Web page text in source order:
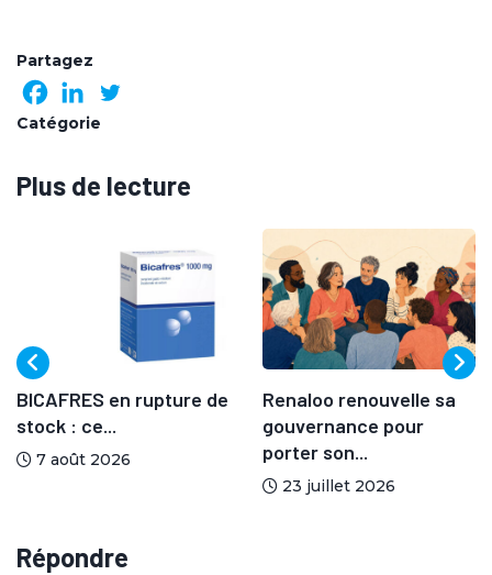
Partagez
Catégorie
Plus de lecture
BICAFRES en rupture de
stock : ce...
7 août 2026
Renaloo renouvelle sa
gouvernance pour
porter son...
23 juillet 2026
Répondre